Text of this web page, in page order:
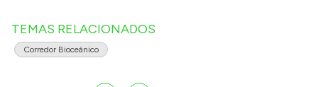
TEMAS RELACIONADOS
Corredor Bioceánico